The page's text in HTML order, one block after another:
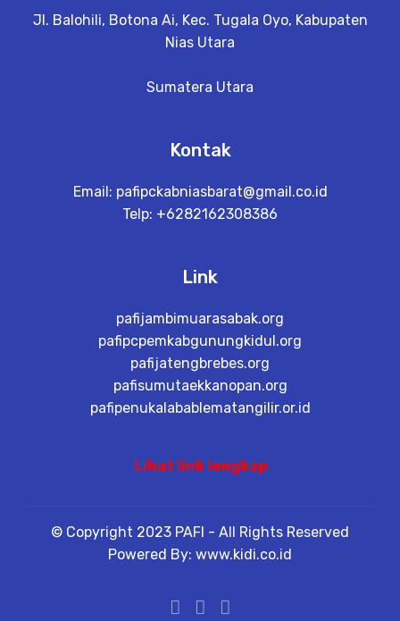
Jl. Balohili, Botona Ai, Kec. Tugala Oyo, Kabupaten
Nias Utara
Sumatera Utara
Kontak
Email: pafipckabniasbarat@gmail.co.id
Telp: +6282162308386
Link
pafijambimuarasabak.org
pafipcpemkabgunungkidul.org
pafijatengbrebes.org
pafisumutaekkanopan.org
pafipenukalabablematangilir.or.id
Lihat link lengkap
© Copyright 2023 PAFI - All Rights Reserved
Powered By: www.kidi.co.id